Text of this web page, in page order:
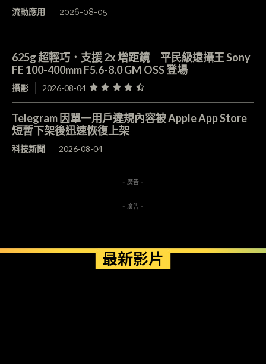
流動應用 2026-08-05
625g 超輕巧．支援 2x 增距鏡 平民級遠攝王 Sony
FE 100-400mm F5.6-8.0 GM OSS 登場
攝影 2026-08-04
Telegram 因單一用戶違規內容被 Apple App Store
短暫下架後迅速恢復上架
科技新聞 2026-08-04
- 廣告 -
- 廣告 -
最新影片